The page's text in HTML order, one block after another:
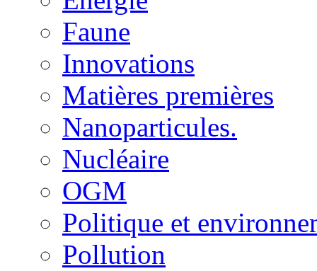
Faune
Innovations
Matières premières
Nanoparticules.
Nucléaire
OGM
Politique et
Pollution